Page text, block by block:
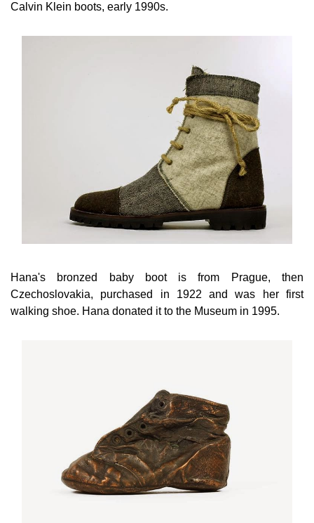
Calvin Klein boots, early 1990s.
Hana's bronzed baby boot is from Prague, then
Czechoslovakia, purchased in 1922 and was her first
walking shoe. Hana donated it to the Museum in 1995.